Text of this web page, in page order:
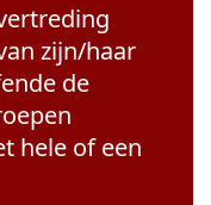
zijn/haar
de
hele of een